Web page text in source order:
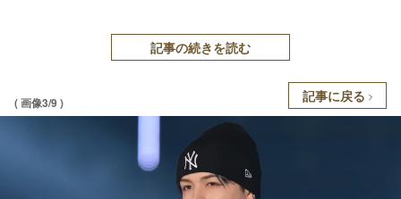
記事の続きを読む
( 画像3/9 ) 記事に戻る